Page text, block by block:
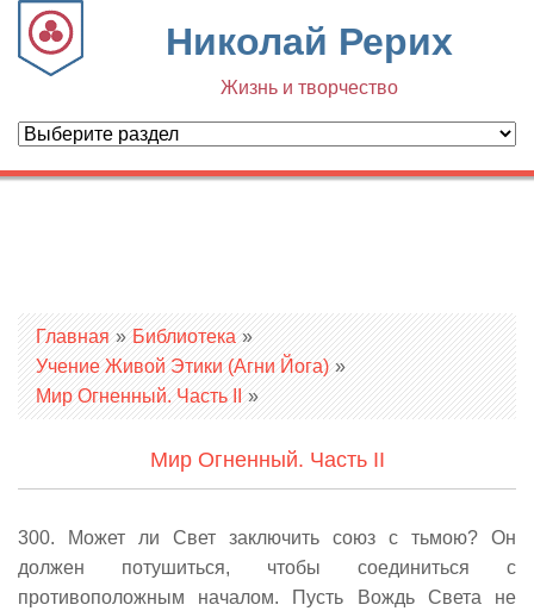
Николай Рерих
Жизнь и творчество
Вы здесь
Главная » Библиотека »
Учение Живой Этики (Агни Йога) »
Мир Огненный. Часть II »
Мир Огненный. Часть II
300. Может ли Свет заключить союз с тьмою? Он
должен потушиться, чтобы соединиться с
противоположным началом. Пусть Вождь Света не